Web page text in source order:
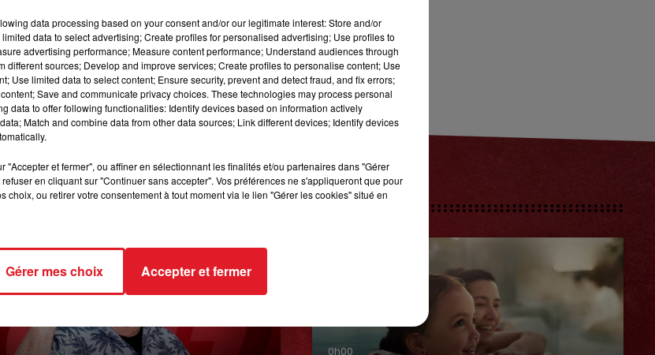
0h00
data processing based on your consent and/or our legitimate interest: Store and/or
data to select advertising; Create profiles for personalised advertising; Use profiles to
advertising performance; Measure content performance; Understand audiences through
different sources; Develop and improve services; Create profiles to personalise content; Use
Use limited data to select content; Ensure security, prevent and detect fraud, and fix errors;
Save and communicate privacy choices. These technologies may process personal
data to offer following functionalities: Identify devices based on information actively
Match and combine data from other data sources; Link different devices; Identify devices
"Accepter et fermer", ou affiner en sélectionnant les finalités et/ou partenaires dans "Gérer
en cliquant sur "Continuer sans accepter". Vos préférences ne s'appliqueront que pour
choix, ou retirer votre consentement à tout moment via le lien "Gérer les cookies" situé en
Gérer mes choix Accepter et fermer